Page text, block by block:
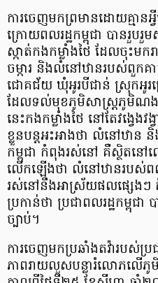
ការចេញមកព្រមានដោយគ្មានអ្
ក្រោយពលរដ្ឋកម្ពុជា បានរួបរួម
ស្កាត់កងកម្លាំងថៃ ដែលចុះម
ចម្ការ និងលំនៅឋានរបស់ពួកគ
ជោគជ័យ ឃុំអូរបីជាន់ ស្រុកអូរជ្
ដែលទល់មុខភូមិសាស្ត្រភូមិណ
នេះកងកម្លាំងថៃ នៅតែវង្វេង
ខ្លួនបន្តអះអាងថា លំនៅឋាន
កម្ពុជា កំពុងរស់នៅ គឺស្ថិតនៅ
លើកឡើងថា លំនៅឋានរបស់ព
រស់នៅនឹងអាស្រ័យផលផ្សេងៗ
ប្រកាន់ថា ប្រជាពលរដ្ឋកម្ពុ
ច្បាប់​។
ការចេញមកប្រឆាំងតវ៉ារបស់ប្រ
ភាពរាយលួសបន្លារំលោភលើ